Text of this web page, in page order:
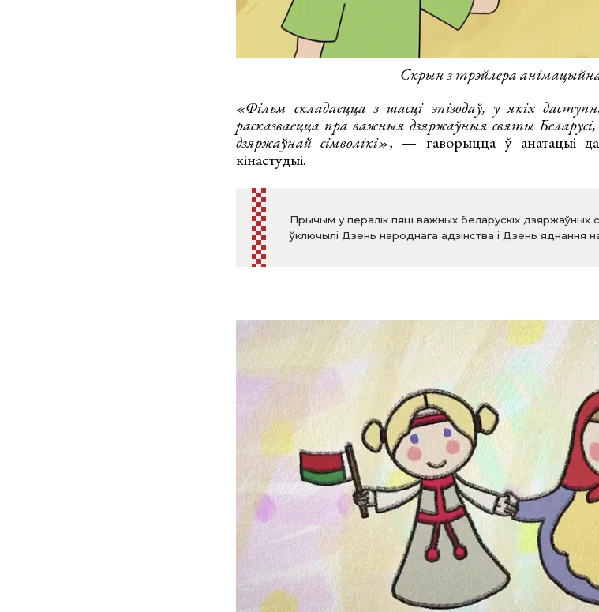
Скрын з трэйлера
«Фільм складаецца з шасці эпізодаў, у якіх
расказваецца пра важныя дзяржаўныя святы
дзяржаўнай сімволікі», — гаворыцца ў анатацыі
кінастудыі.
Прычым у пералік пяці важных беларускіх дзяржаўных
ўключылі Дзень народнага адзінства і Дзень яднання